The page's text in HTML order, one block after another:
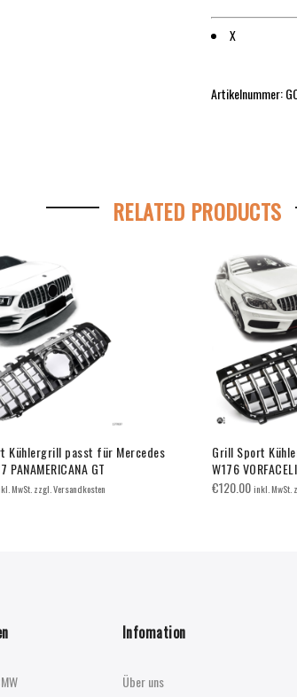
X
Artikelnummer:
RELATED PRODUCTS
Kühlergrill passt für Mercedes
PANAMERICANA GT
MwSt. zzgl. Versandkosten
Grill Sport
W176
€120.00inkl. MwSt.
Infomation
Über uns